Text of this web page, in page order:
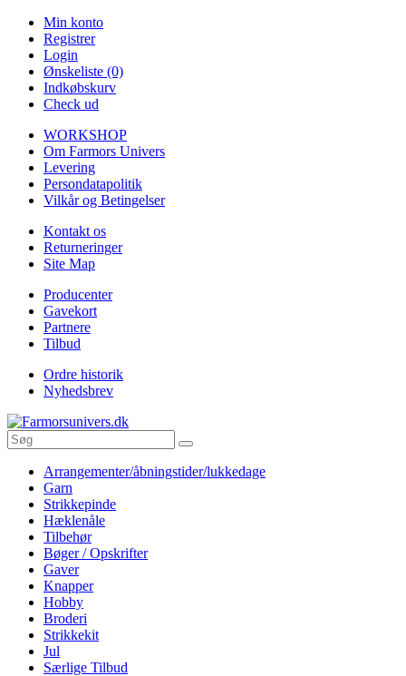
Min konto
Registrer
Login
Ønskeliste (0)
Indkøbskurv
Check ud
WORKSHOP
Om Farmors Univers
Levering
Persondatapolitik
Vilkår og Betingelser
Kontakt os
Returneringer
Site Map
Producenter
Gavekort
Partnere
Tilbud
Ordre historik
Nyhedsbrev
Arrangementer/åbningstider/lukkedage
Garn
Strikkepinde
Hæklenåle
Tilbehør
Bøger / Opskrifter
Gaver
Knapper
Hobby
Broderi
Strikkekit
Jul
Særlige Tilbud